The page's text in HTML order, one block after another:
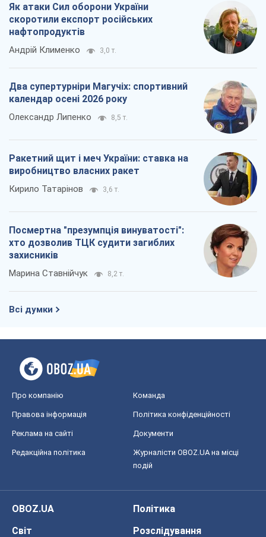
Як атаки Сил оборони України
скоротили експорт російських
нафтопродуктів
Андрій Клименко 3,0 т.
Два супертурніри Магучіх: спортивний
календар осені 2026 року
Олександр Липенко 8,5 т.
Ракетний щит і меч України: ставка на
виробництво власних ракет
Кирило Татарінов 3,6 т.
Посмертна "презумпція винуватості":
хто дозволив ТЦК судити загиблих
захисників
Марина Ставнійчук 8,2 т.
Всі думки
Про компанію Команда
Правова інформація Політика конфіденційності
Реклама на сайті Документи
Редакційна політика
Журналісти OBOZ.UA на місці
подій
OBOZ.UA
Політика
Світ
Розслідування